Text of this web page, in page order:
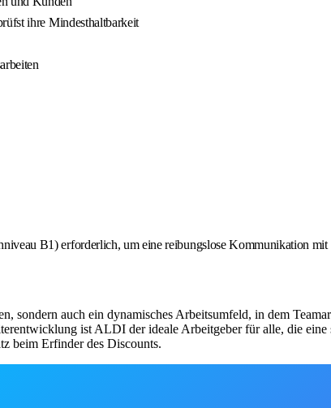
ihre Mindesthaltbarkeit
B1) erforderlich, um eine reibungslose Kommunikation
sondern auch ein dynamisches Arbeitsumfeld, in dem
ist ALDI der ideale Arbeitgeber für alle, die
beim Erfinder des Discounts.